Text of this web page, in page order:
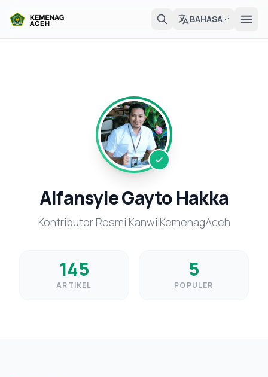
BAHASA
Alfansyie Gayto Hakka
Kontributor Resmi KanwilKemenagAceh
145
ARTIKEL
5
POPULER